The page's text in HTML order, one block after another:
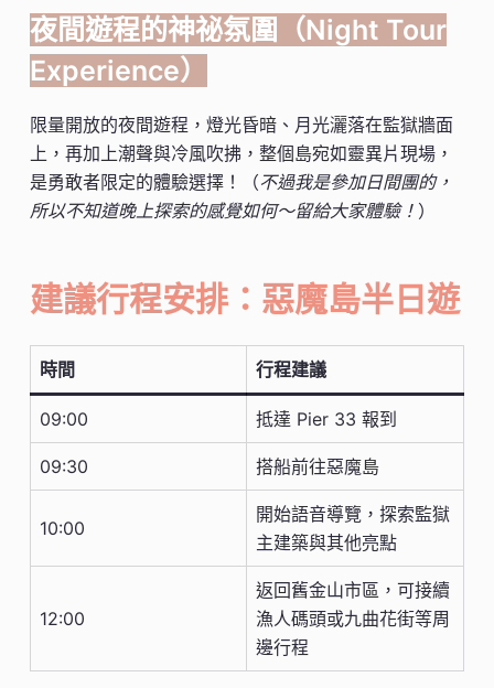
夜間遊程的神祕氛圍（Night Tour
Experience）
限量開放的夜間遊程，燈光昏暗、月光灑落在監獄牆面
上，再加上潮聲與冷風吹拂，整個島宛如靈異片現場，
是勇敢者限定的體驗選擇！（不過我是參加日間團的，
所以不知道晚上探索的感覺如何～留給大家體驗！ ）
建議行程安排：惡魔島半日遊
時間 行程建議
09:00 抵達 Pier 33 報到
09:30 搭船前往惡魔島
10:00
開始語音導覽，探索監獄
主建築與其他亮點
12:00
返回舊金山市區，可接續
漁人碼頭或九曲花街等周
邊行程